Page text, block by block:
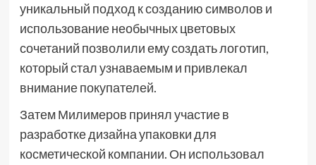
уникальный подход к созданию символов и
использование необычных цветовых
сочетаний позволили ему создать логотип,
который стал узнаваемым и привлекал
внимание покупателей.
Затем Милимеров принял участие в
разработке дизайна упаковки для
косметической компании. Он использовал